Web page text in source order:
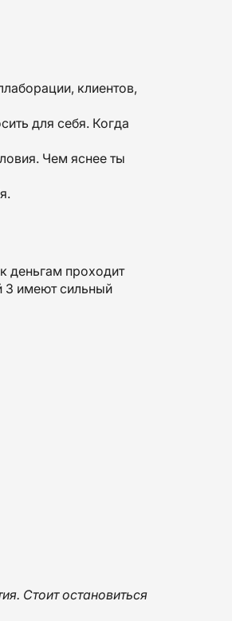
клиентов,
для себя. Когда
Чем яснее ты
деньгам проходит
3 имеют сильный
Стоит остановиться